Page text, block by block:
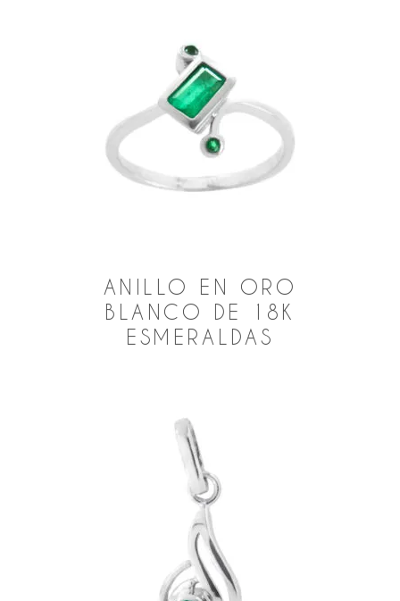
ANILLO EN ORO
BLANCO DE 18K
ESMERALDAS